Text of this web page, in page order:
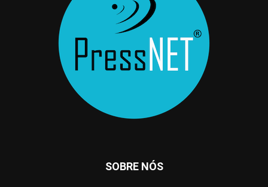
SOBRE NÓS